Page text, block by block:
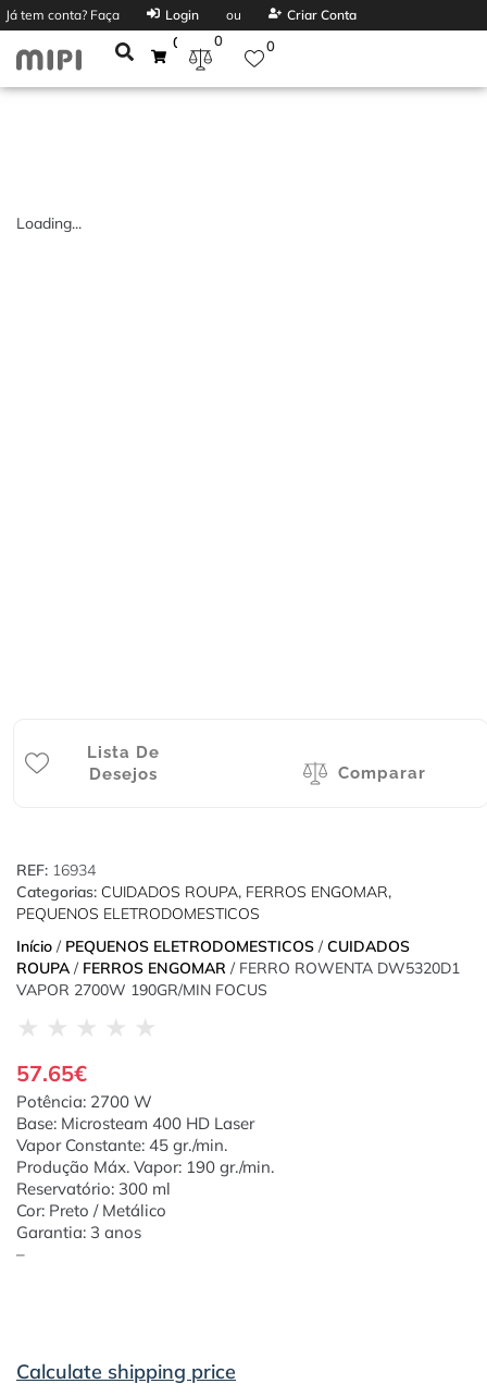
Já tem conta? Faça Login ou Criar Conta
0 0 0
Loading...
Lista De
Desejos
Comparar
REF: 16934
Categorias: CUIDADOS ROUPA, FERROS ENGOMAR,
PEQUENOS ELETRODOMESTICOS
Início / PEQUENOS ELETRODOMESTICOS / CUIDADOS
ROUPA / FERROS ENGOMAR / FERRO ROWENTA DW5320D1
VAPOR 2700W 190GR/MIN FOCUS
★ ★ ★ ★ ★
57.65€
Potência: 2700 W
Base: Microsteam 400 HD Laser
Vapor Constante: 45 gr./min.
Produção Máx. Vapor: 190 gr./min.
Reservatório: 300 ml
Cor: Preto / Metálico
Garantia: 3 anos
–
Calculate shipping price